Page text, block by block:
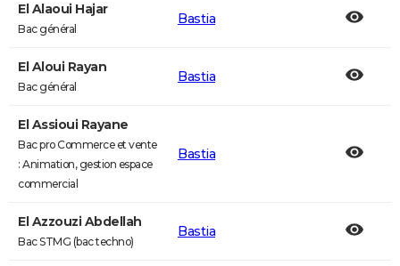
El Alaoui Hajar
Bac général
Bastia
El Aloui Rayan
Bac général
Bastia
El Assioui Rayane
Bac pro Commerce et vente
: Animation, gestion espace
commercial
Bastia
El Azzouzi Abdellah
Bac STMG (bac techno)
Bastia